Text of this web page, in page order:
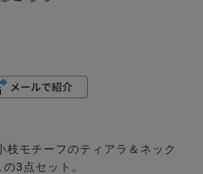
枝モチーフのティアラ＆ネック
3点セット。